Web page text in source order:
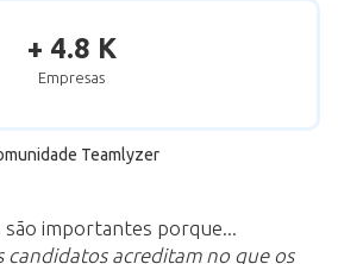
+ 4.8 K
Empresas
Teamlyzer
são importantes porque...
candidatos acreditam no que os